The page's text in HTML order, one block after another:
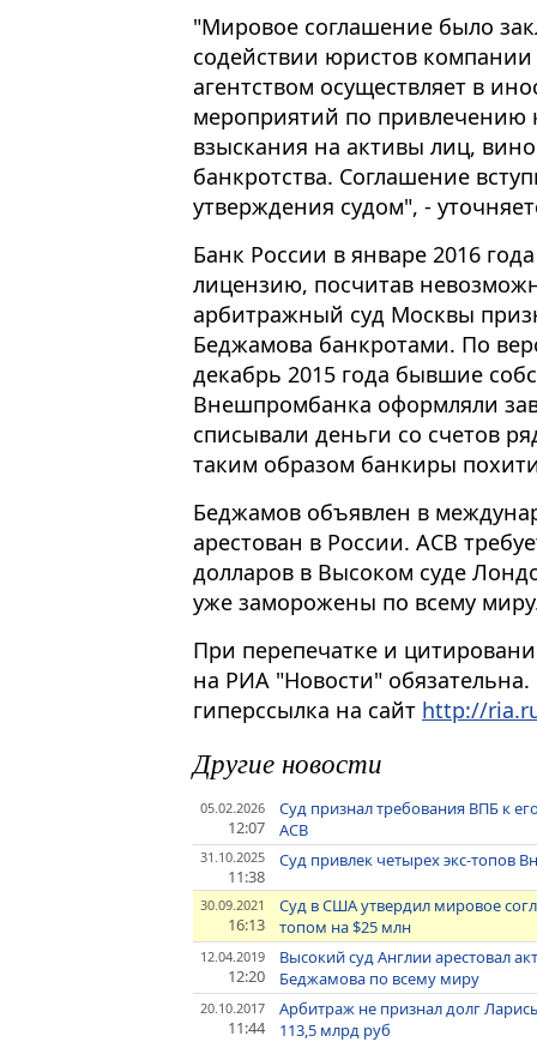
"Мировое соглашение было
содействии юристов компании
агентством осуществляет в
мероприятий по привлечению
взыскания на активы лиц,
банкротства. Соглашение
утверждения судом", -
Банк России в январе 2016
лицензию, посчитав
арбитражный суд Москвы
Беджамова банкротами. По
декабрь 2015 года бывшие
Внешпромбанка оформляли
списывали деньги со счетов
таким образом банкиры
Беджамов объявлен в
арестован в России. АСВ
долларов в Высоком суде
уже заморожены по всему
При перепечатке и
на РИА "Новости"
гиперссылка на сайт http://
Другие новости
05.02.2026
12:07
Суд признал требования ВПБ к
АСВ
31.10.2025
11:38
Суд привлек четырех экс-топов
30.09.2021
16:13
Суд в США утвердил мировое
топом на $25 млн
12.04.2019
12:20
Высокий суд Англии арестовал
Беджамова по всему миру
20.10.2017
11:44
Арбитраж не признал долг
113,5 млрд руб